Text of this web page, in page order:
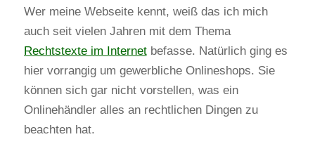
Wer meine Webseite kennt, weiß das ich mich
auch seit vielen Jahren mit dem Thema
Rechtstexte im Internetbefasse. Natürlich ging es
hier vorrangig um gewerbliche Onlineshops. Sie
können sich gar nicht vorstellen, was ein
Onlinehändler alles an rechtlichen Dingen zu
beachten hat.